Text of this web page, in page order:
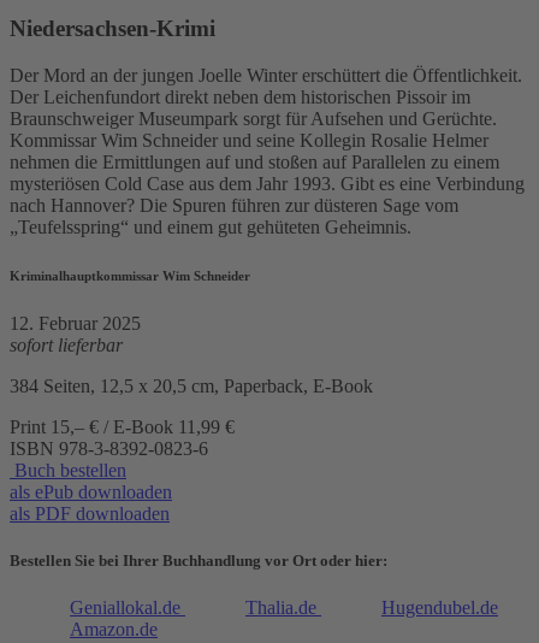
Niedersachsen-Krimi
Der Mord an der jungen Joelle Winter erschüttert die Öffentlichkeit.
Der Leichenfundort direkt neben dem historischen Pissoir im
Braunschweiger Museumpark sorgt für Aufsehen und Gerüchte.
Kommissar Wim Schneider und seine Kollegin Rosalie Helmer
nehmen die Ermittlungen auf und stoßen auf Parallelen zu einem
mysteriösen Cold Case aus dem Jahr 1993. Gibt es eine Verbindung
nach Hannover? Die Spuren führen zur düsteren Sage vom
„Teufelsspring“ und einem gut gehüteten Geheimnis.
Kriminalhauptkommissar Wim Schneider
12. Februar 2025
sofort lieferbar
384 Seiten, 12,5 x 20,5 cm, Paperback, E-Book
Print 15,– € / E-Book 11,99 €
ISBN 978-3-8392-0823-6
Buch bestellen
als ePub downloaden
als PDF downloaden
Bestellen Sie bei Ihrer Buchhandlung vor Ort oder hier:
Geniallokal.de Thalia.de
Hugendubel.de
Amazon.de